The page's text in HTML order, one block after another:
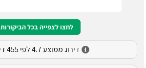
לחצו לצפייה בכל הביקורות
דירוג ממוצע 4.7 לפי 455 דירוגים